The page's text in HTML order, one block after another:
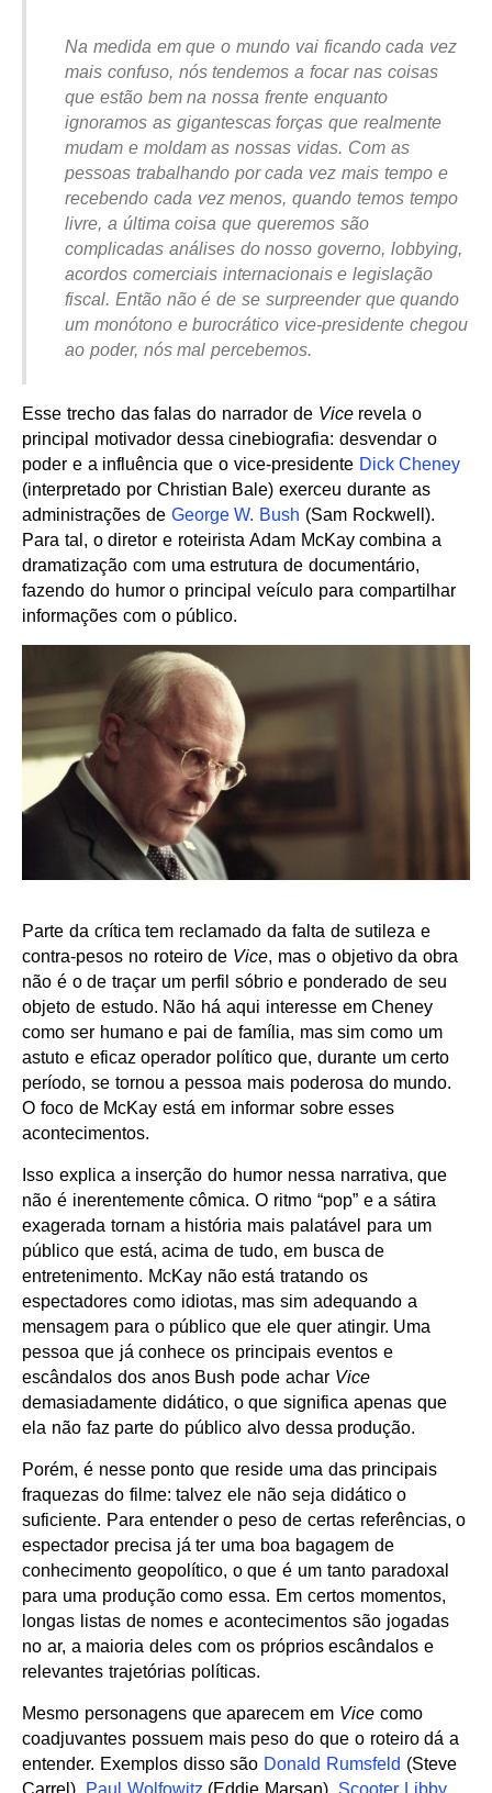
Na medida em que o mundo vai ficando cada vez
mais confuso, nós tendemos a focar nas coisas
que estão bem na nossa frente enquanto
ignoramos as gigantescas forças que realmente
mudam e moldam as nossas vidas. Com as
pessoas trabalhando por cada vez mais tempo e
recebendo cada vez menos, quando temos tempo
livre, a última coisa que queremos são
complicadas análises do nosso governo, lobbying,
acordos comerciais internacionais e legislação
fiscal. Então não é de se surpreender que quando
um monótono e burocrático vice-presidente chegou
ao poder, nós mal percebemos.
Esse trecho das falas do narrador de Vicerevela o
principal motivador dessa cinebiografia: desvendar o
poder e a influência que o vice-presidente Dick Cheney
(interpretado por Christian Bale) exerceu durante as
administrações de George W. Bush (Sam Rockwell).
Para tal, o diretor e roteirista Adam McKay combina a
dramatização com uma estrutura de documentário,
fazendo do humor o principal veículo para compartilhar
informações com o público.
Parte da crítica tem reclamado da falta de sutileza e
contra-pesos no roteiro de Vice, mas o objetivo da obra
não é o de traçar um perfil sóbrio e ponderado de seu
objeto de estudo. Não há aqui interesse em Cheney
como ser humano e pai de família, mas sim como um
astuto e eficaz operador político que, durante um certo
período, se tornou a pessoa mais poderosa do mundo.
O foco de McKay está em informar sobre esses
acontecimentos.
Isso explica a inserção do humor nessa narrativa, que
não é inerentemente cômica. O ritmo “pop” e a sátira
exagerada tornam a história mais palatável para um
público que está, acima de tudo, em busca de
entretenimento. McKay não está tratando os
espectadores como idiotas, mas sim adequando a
mensagem para o público que ele quer atingir. Uma
pessoa que já conhece os principais eventos e
escândalos dos anos Bush pode achar Vice
demasiadamente didático, o que significa apenas que
ela não faz parte do público alvo dessa produção.
Porém, é nesse ponto que reside uma das principais
fraquezas do filme: talvez ele não seja didático o
suficiente. Para entender o peso de certas referências, o
espectador precisa já ter uma boa bagagem de
conhecimento geopolítico, o que é um tanto paradoxal
para uma produção como essa. Em certos momentos,
longas listas de nomes e acontecimentos são jogadas
no ar, a maioria deles com os próprios escândalos e
relevantes trajetórias políticas.
Mesmo personagens que aparecem em Vice como
coadjuvantes possuem mais peso do que o roteiro dá a
entender. Exemplos disso são Donald Rumsfeld (Steve